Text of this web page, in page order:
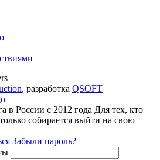
, разработка QSOFT
в России с 2012 года Для тех, кто
собирается выйти на свою
Забыли пароль?